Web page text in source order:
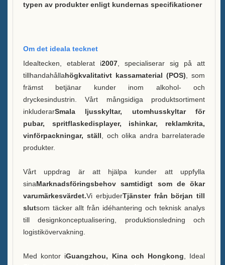
Case E LED squre ishink
Case D X formresindisplay
Case C Rullande Iskylare
Fodral B LED-ishink
Case A Likörflaska Utställning
FAQ
Nyheter
typen av produkter enligt kundernas specifikationer
Om det ideala tecknet
Idealtecken, etablerat i2007 , specialiserar sig på att
tillhandahållahögkvalitativt kassamaterial (POS) , som
främst betjänar kunder inom alkohol- och
dryckesindustrin. Vårt mångsidiga produktsortiment
inkluderarSmala ljusskyltar, utomhusskyltar för
pubar, spritflaskedisplayer, ishinkar, reklamkrita,
vinförpackningar, ställ , och olika andra barrelaterade
produkter.
Vårt uppdrag är att hjälpa kunder att uppfylla
sinaMarknadsföringsbehov samtidigt som de ökar
varumärkesvärdet.Vi erbjuderTjänster från början till
slutsom täcker allt från idéhantering och teknisk analys
till designkonceptualisering, produktionsledning och
logistikövervakning.
Med kontor iGuangzhou, Kina och Hongkong , Ideal